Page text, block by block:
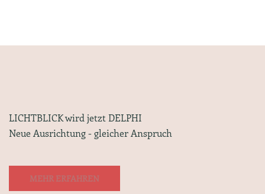
LICHTBLICK wird jetzt DELPHI
Neue Ausrichtung - gleicher Anspruch
MEHR ERFAHREN